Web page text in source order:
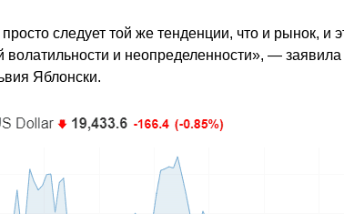
следует той же тенденции, что и рынок, и
волатильности и неопределенности», —
Яблонски.